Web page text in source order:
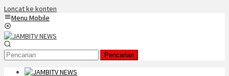
Loncat ke konten
Menu Mobile
Pencarian